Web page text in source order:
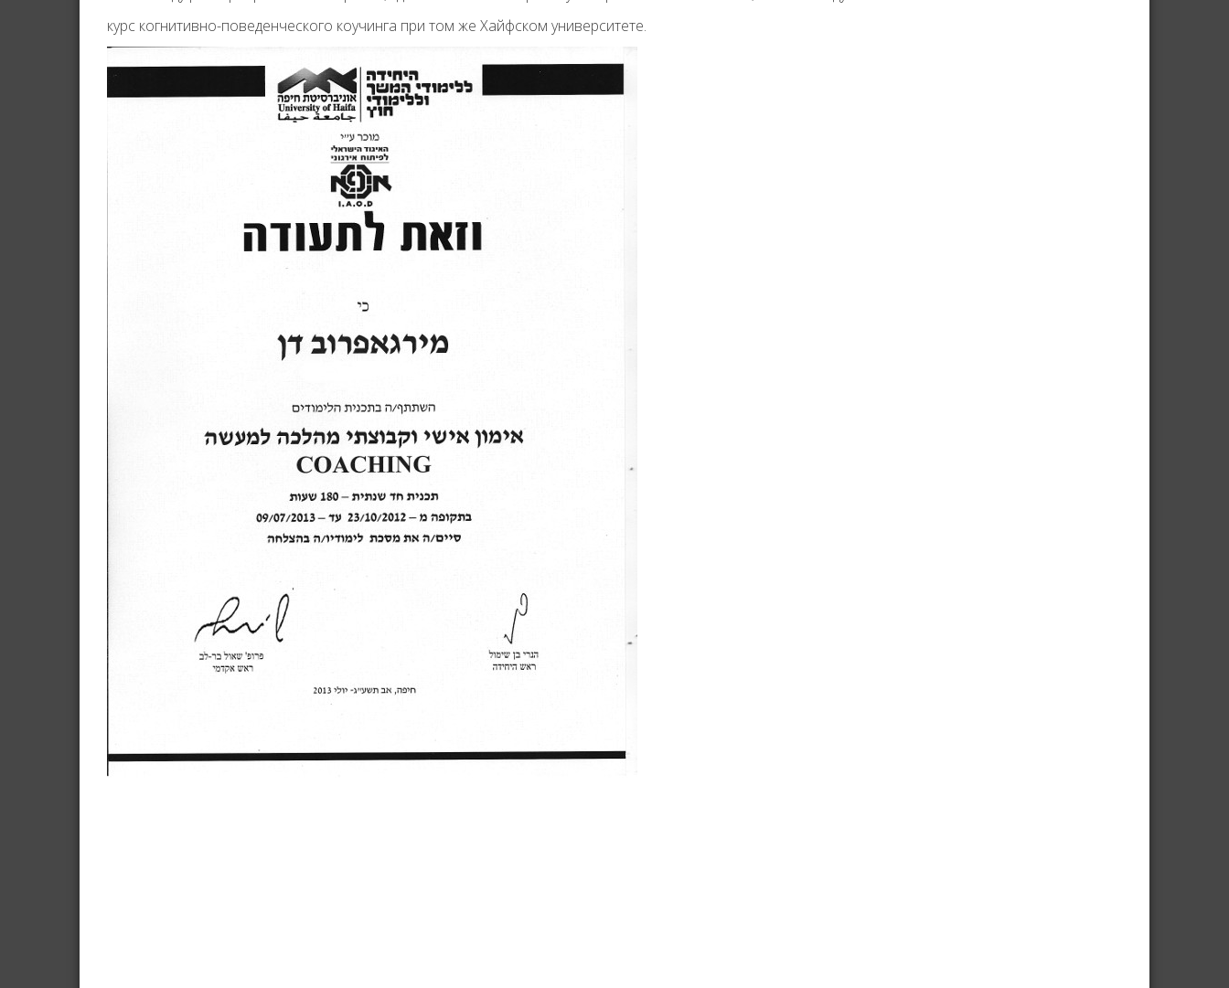
курс когнитивно-поведенческого коучинга при том же Хайфском университете.